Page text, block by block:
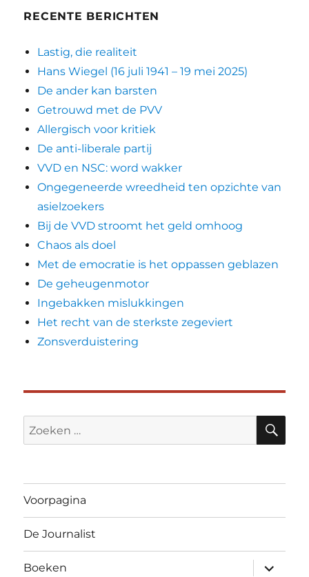
RECENTE BERICHTEN
Lastig, die realiteit
Hans Wiegel (16 juli 1941 – 19 mei 2025)
De ander kan barsten
Getrouwd met de PVV
Allergisch voor kritiek
De anti-liberale partij
VVD en NSC: word wakker
Ongegeneerde wreedheid ten opzichte van
asielzoekers
Bij de VVD stroomt het geld omhoog
Chaos als doel
Met de emocratie is het oppassen geblazen
De geheugenmotor
Ingebakken mislukkingen
Het recht van de sterkste zegeviert
Zonsverduistering
Zoeken
naar:
Voorpagina
De Journalist
Boeken